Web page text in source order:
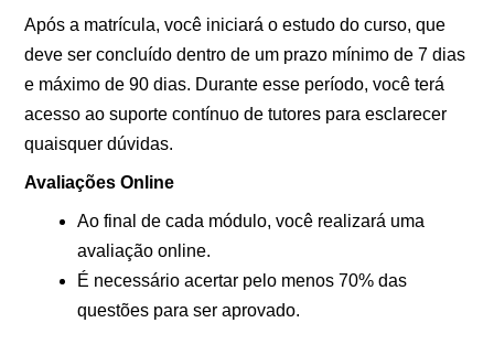
Após a matrícula, você iniciará o estudo do curso, que
deve ser concluído dentro de um prazo mínimo de 7 dias
e máximo de 90 dias. Durante esse período, você terá
acesso ao suporte contínuo de tutores para esclarecer
quaisquer dúvidas.
Avaliações Online
Ao final de cada módulo, você realizará uma
avaliação online.
É necessário acertar pelo menos 70% das
questões para ser aprovado.